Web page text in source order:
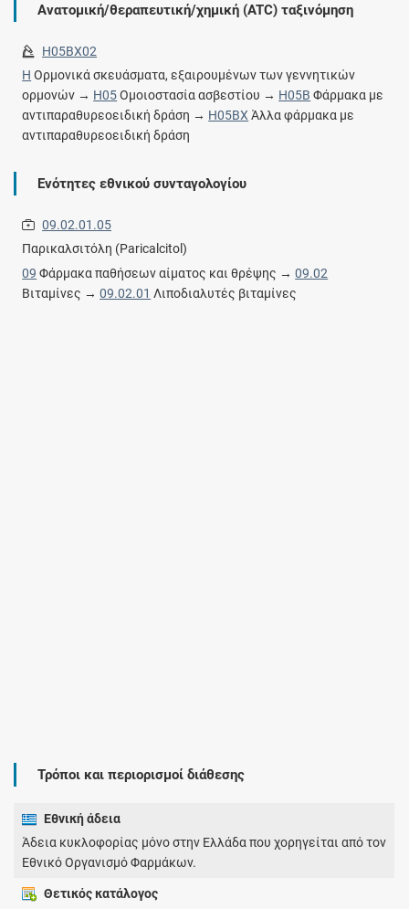
Ανατομική/θεραπευτική/χημική (ATC) ταξινόμηση
H05BX02
H Ορμονικά σκευάσματα, εξαιρουμένων των γεννητικών
ορμονών → H05Ομοιοστασία ασβεστίου → H05B Φάρμακα με
αντιπαραθυρεοειδική δράση → H05BX Άλλα φάρμακα με
αντιπαραθυρεοειδική δράση
Ενότητες εθνικού συνταγολογίου
09.02.01.05
Παρικαλσιτόλη (Paricalcitol)
09 Φάρμακα παθήσεων αίματος και θρέψης →09.02
Βιταμίνες →09.02.01 Λιποδιαλυτές βιταμίνες
Τρόποι και περιορισμοί διάθεσης
Εθνική άδεια
Άδεια κυκλοφορίας μόνο στην Ελλάδα που χορηγείται από τον
Εθνικό Οργανισμό Φαρμάκων.
Θετικός κατάλογος